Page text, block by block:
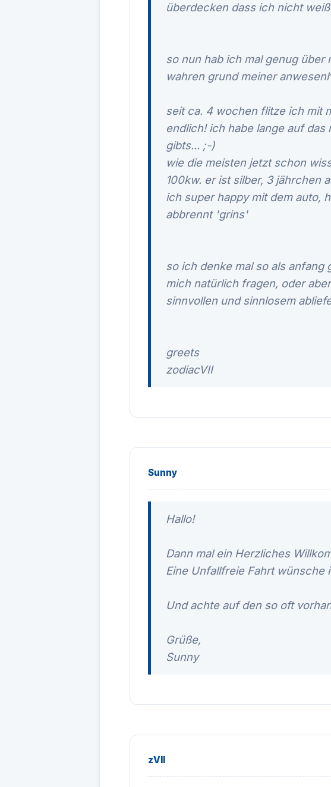
überdecken dass ich nicht
so nun hab ich mal genug
wahren grund meiner
seit ca. 4 wochen flitze ich mit
endlich! ich habe lange auf
gibts... ;-)
wie die meisten jetzt schon
100kw. er ist silber, 3 jährchen
ich super happy mit dem auto,
abbrennt 'grins'
so ich denke mal so als
mich natürlich fragen, oder
sinnvollen und sinnlosem
greets
zodiacVII
Sunny
Hallo!
Dann mal ein Herzliches
Eine Unfallfreie Fahrt wünsche
Und achte auf den so oft
Grüße,
Sunny
zVII